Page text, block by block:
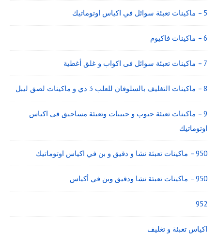
5 – ماكينات تعبئة سوائل في اكياس اوتوماتيك
6 – ماكينات فاكيوم
7 – ماكينات تعبئة سوائل فى اكواب و غلق أغطية
8 – ماكينات التغليف بالسلوفان للعلب 3 دي و ماكينات لصق ليبل
9 – ماكينات تعبئة حبوب و حبيبات وتعبئة مساحيق في اكياس
اوتوماتيك
950 – ماكينات تعبئة نشا و دقيق و بن في اكياس اوتوماتيك
950 – ماكينات تعبئة نشا ودقيق وبن في أكياس
952
اكياس تعبئة و تغليف